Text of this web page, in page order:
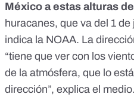
México a estas alturas
huracanes, que va del 1 de
indica la NOAA. La
“tiene que ver con los
de la atmósfera, que lo
dirección”, explica el medio.